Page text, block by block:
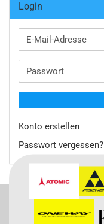
Login
E-
Mail-
Passwort
Konto erstellen
Passwort vergessen?